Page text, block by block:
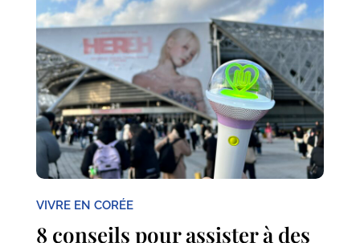
VIVRE EN CORÉE
8 conseils pour assister à des